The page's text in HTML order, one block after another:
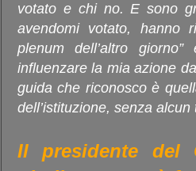
votato e chi no. E sono
avendomi votato, hanno
plenum dell’altro
influenzare la mia azione
guida che riconosco è
dell’istituzione, senza
Il presidente del